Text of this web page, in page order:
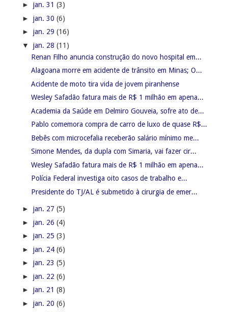
► jan. 31 (3)
► jan. 30 (6)
► jan. 29 (16)
▼ jan. 28 (11)
Renan Filho anuncia construção do novo hospital em...
Alagoana morre em acidente de trânsito em Minas; O...
Acidente de moto tira vida de jovem piranhense
Wesley Safadão fatura mais de R$ 1 milhão em apena...
Academia da Saúde em Delmiro Gouveia, sofre ato de...
Pablo comemora compra de carro de luxo de quase R$...
Bebês com microcefalia receberão salário mínimo me...
Simone Mendes, da dupla com Simaria, vai fazer cir...
Wesley Safadão fatura mais de R$ 1 milhão em apena...
Polícia Federal investiga oito casos de trabalho e...
Presidente do TJ/AL é submetido à cirurgia de emer...
► jan. 27 (5)
► jan. 26 (4)
► jan. 25 (3)
► jan. 24 (6)
► jan. 23 (5)
► jan. 22 (6)
► jan. 21 (8)
► jan. 20 (6)